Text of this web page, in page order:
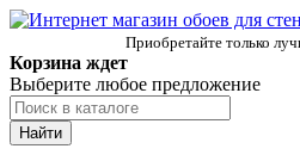
Приобретайте только
Корзина ждет
Выберите любое предложение
Найти